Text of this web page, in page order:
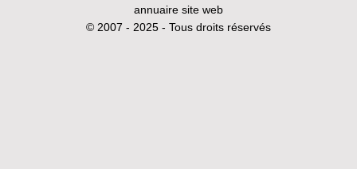
annuaire site web
© 2007 - 2025 - Tous droits réservés